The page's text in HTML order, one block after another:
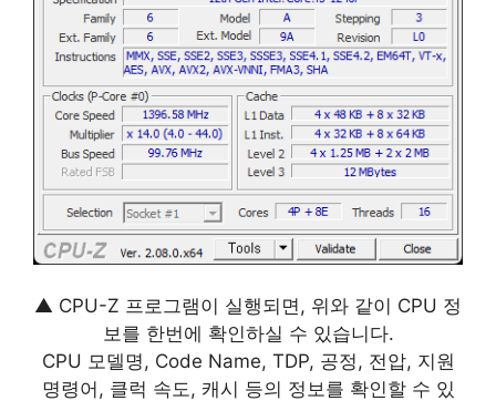
▲ CPU-Z 프로그램이 실행되면, 위와 같이 CPU 정
보를 한번에 확인하실 수 있습니다.
CPU 모델명, Code Name, TDP, 공정, 전압, 지원
명령어, 클럭 속도, 캐시 등의 정보를 확인할 수 있